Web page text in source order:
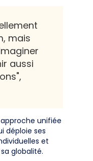
mais
aussi
unifiée
déploie ses
et
globalité.